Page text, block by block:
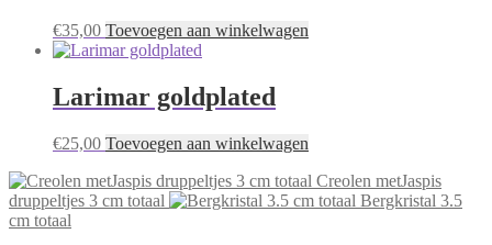
€35,00 Toevoegen aan winkelwagen
Larimar goldplated
€25,00 Toevoegen aan winkelwagen
Creolen metJaspis
druppeltjes 3 cm totaal
Bergkristal 3.5
cm totaal